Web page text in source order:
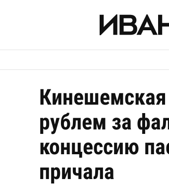
рублем за
концессию
причала